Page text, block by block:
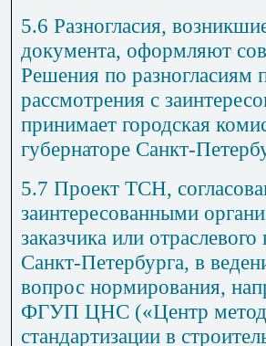
5.6 Разногласия,
документа, оформляют
Решения по разногласиям
рассмотрения с
принимает городская
губернаторе Санкт-
5.7 Проект ТСН,
заинтересованными
заказчика или
Санкт-Петербурга, в
вопрос нормирования,
ФГУП ЦНС («Центр
стандартизации в